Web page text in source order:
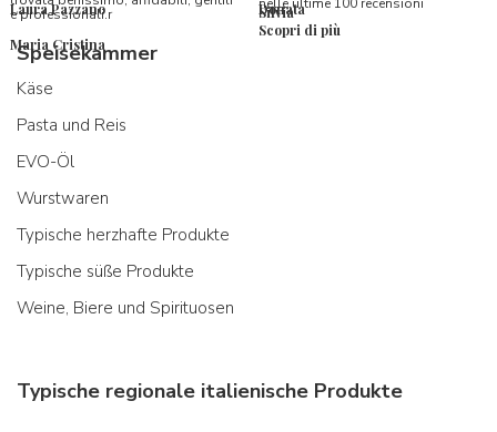
Laura Pazzano
e professionali.r
Maria Cristina
Donata
Silvia
Scopri di più
Speisekammer
Käse
Pasta und Reis
EVO-Öl
Wurstwaren
Typische herzhafte Produkte
Typische süße Produkte
Weine, Biere und Spirituosen
Typische regionale italienische Produkte